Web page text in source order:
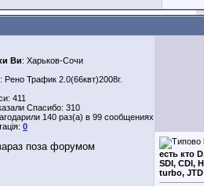
Ви: Харьков-Сочи
: Рено Трафик 2.0(66квт)2008г.
411
Спасибо: 310
140 раз(а) в 99 сообщениях
0
есть кто
SDI, CDI,
turbo, JTD